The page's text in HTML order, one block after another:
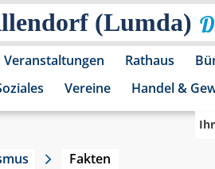
(Lumda)
Veranstaltungen Rathaus
Vereine Handel &
Fakten